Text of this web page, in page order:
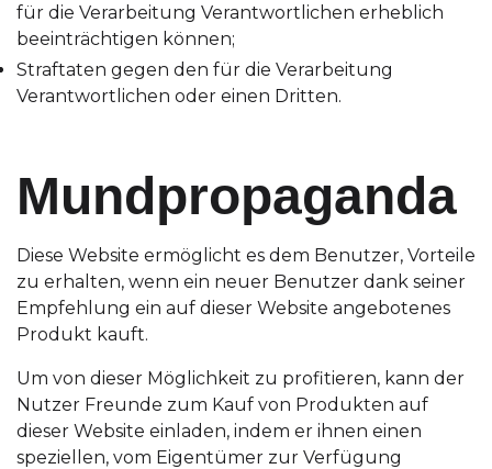
für die Verarbeitung Verantwortlichen erheblich
beeinträchtigen können;
Straftaten gegen den für die Verarbeitung
Verantwortlichen oder einen Dritten.
Mundpropaganda
Diese Website ermöglicht es dem Benutzer, Vorteile
zu erhalten, wenn ein neuer Benutzer dank seiner
Empfehlung ein auf dieser Website angebotenes
Produkt kauft.
Um von dieser Möglichkeit zu profitieren, kann der
Nutzer Freunde zum Kauf von Produkten auf
dieser Website einladen, indem er ihnen einen
speziellen, vom Eigentümer zur Verfügung